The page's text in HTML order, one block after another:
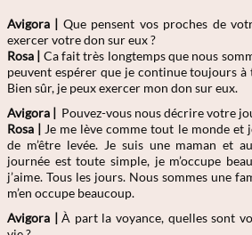
Avigora | Que pensent vos proches de
exercer votre don sur eux ?
Rosa | Ca fait très longtemps que nous
peuvent espérer que je continue toujours
Bien sûr, je peux exercer mon don sur eux.
Avigora | Pouvez-vous nous décrire votre
Rosa | Je me lève comme tout le monde
de m’être levée. Je suis une maman et
journée est toute simple, je m’occupe
j’aime. Tous les jours. Nous sommes une
m’en occupe beaucoup.
Avigora | À part la voyance, quelles sont